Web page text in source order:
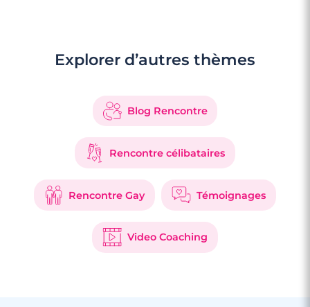
Explorer d’autres thèmes
Blog Rencontre
Rencontre célibataires
Rencontre Gay Témoignages
Video Coaching